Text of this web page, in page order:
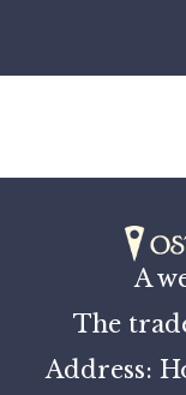
A
The
Address: